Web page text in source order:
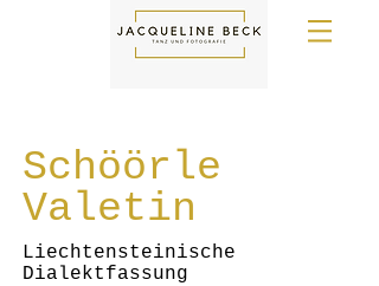
Schöörle
Valetin
Liechtensteinische
Dialektfassung